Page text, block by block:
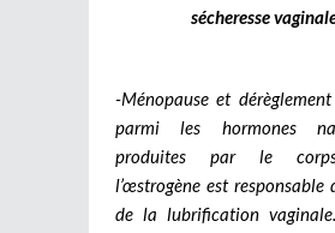
sécheresse
-Ménopause et
parmi les hormones
produites par le
l’œstrogène est
de la lubrification